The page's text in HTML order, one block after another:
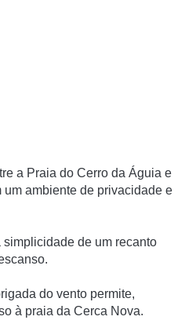
a Praia do Cerro da Águia e
ambiente de privacidade e
de um recanto
do vento permite,
à praia da Cerca Nova.